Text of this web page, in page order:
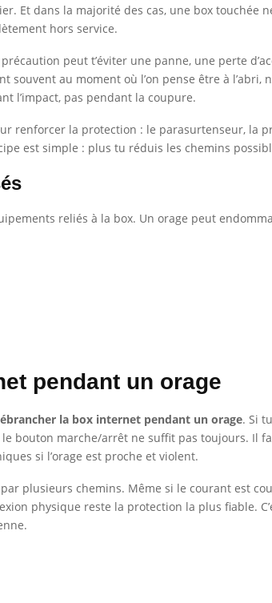
Et dans la majorité des cas, une box touchée
hors service.
peut t’éviter une panne, une perte
au moment où l’on pense être à l’abri,
l’impact, pas pendant la coupure.
renforcer la protection : le parasurtenseur, la
est simple : plus tu réduis les chemins
reliés à la box. Un orage peut
pendant un orage
la box internet pendant un orage. Si
bouton marche/arrêt ne suffit pas toujours. Il
si l’orage est proche et violent.
plusieurs chemins. Même si le courant est
physique reste la protection la plus fiable.